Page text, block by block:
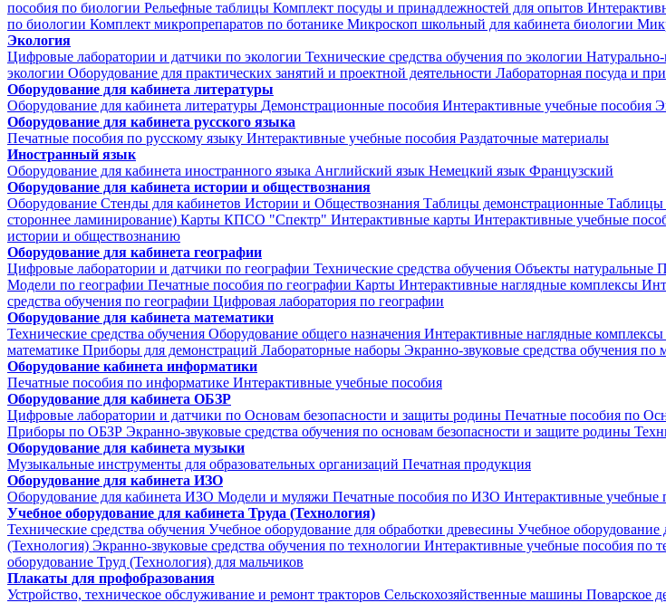
пособия по биологии Рельефные таблицы Комплект посуды и принадлежностей для опытов
по биологии Комплект микропрепаратов по ботанике Микроскоп школьный для кабинета биологии
Экология
Цифровые лаборатории и датчики по экологии Технические средства обучения по экологии
экологии Оборудование для практических занятий и проектной деятельности Лабораторная посуда и
Оборудование для кабинета литературы
Оборудование для кабинета литературы Демонстрационные пособия Интерактивные учебные пособия
Оборудование для кабинета русского языка
Печатные пособия по русскому языку Интерактивные учебные пособия Раздаточные материалы
Иностранный язык
Оборудование для кабинета иностранного языка Английский язык Немецкий язык Французский
Оборудование для кабинета истории и обществознания
Оборудование Стенды для кабинетов Истории и Обществознания Таблицы демонстрационные Таблицы
стороннее ламинирование) Карты КПСО "Спектр" Интерактивные карты Интерактивные учебные
истории и обществознанию
Оборудование для кабинета географии
Цифровые лаборатории и датчики по географии Технические средства обучения Объекты натуральные
Модели по географии Печатные пособия по географии Карты Интерактивные наглядные комплексы
средства обучения по географии Цифровая лаборатория по географии
Оборудование для кабинета математики
Технические средства обучения Оборудование общего назначения Интерактивные наглядные комплексы
математике Приборы для демонстраций Лабораторные наборы Экранно-звуковые средства обучения по
Оборудование кабинета информатики
Печатные пособия по информатике Интерактивные учебные пособия
Оборудование для кабинета ОБЗР
Цифровые лаборатории и датчики по Основам безопасности и защиты родины Печатные пособия по
Приборы по ОБЗР Экранно-звуковые средства обучения по основам безопасности и защите родины
Оборудование для кабинета музыки
Музыкальные инструменты для образовательных организаций Печатная продукция
Оборудование для кабинета ИЗО
Оборудование для кабинета ИЗО Модели и муляжи Печатные пособия по ИЗО Интерактивные учебные
Учебное оборудование для кабинета Труда (Технология)
Технические средства обучения Учебное оборудование для обработки древесины Учебное оборудование
(Технология) Экранно-звуковые средства обучения по технологии Интерактивные учебные пособия по
оборудование Труд (Технология) для мальчиков
Плакаты для профобразования
Устройство, техническое обслуживание и ремонт тракторов Сельскохозяйственные машины Поварское